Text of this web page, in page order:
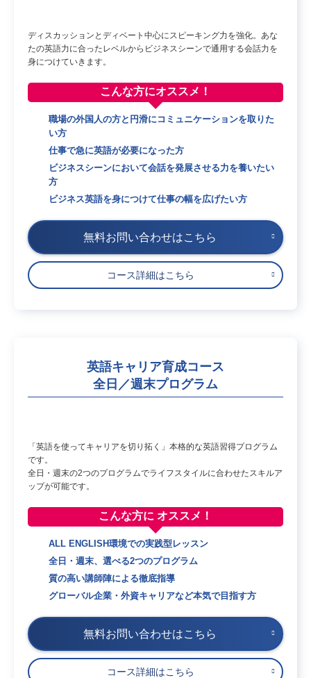
ディスカッションとディベート中心にスピーキング力を強化。あな
たの英語力に合ったレベルからビジネスシーンで通用する会話力を
身につけていきます。
こんな方にオススメ！
職場の外国人の方と円滑にコミュニケーションを取りた
い方
仕事で急に英語が必要になった方
ビジネスシーンにおいて会話を発展させる力を養いたい
方
ビジネス英語を身につけて仕事の幅を広げたい方
無料お問い合わせはこちら
コース詳細はこちら
英語キャリア育成コース
全日／週末プログラム
「英語を使ってキャリアを切り拓く」本格的な英語習得プログラム
です。
全日・週末の2つのプログラムでライフスタイルに合わせたスキルア
ップが可能です。
こんな方に オススメ！
ALL ENGLISH環境での実践型レッスン
全日・週末、選べる2つのプログラム
質の高い講師陣による徹底指導
グローバル企業・外資キャリアなど本気で目指す方
無料お問い合わせはこちら
コース詳細はこちら